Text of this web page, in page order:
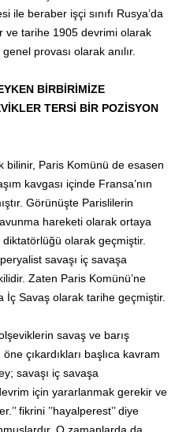
ile beraber işçi sınıfı Rusya’da
ve tarihe 1905 devrimi olarak
provası olarak anılır.
BİRBİRİMİZE
TERSİ BİR POZİSYON
bilinir, Paris Komünü de esasen
kavgası içinde Fransa’nın
Görünüşte Parislilerin
hareketi olarak ortaya
olarak geçmiştir.
savaşı iç savaşa
Zaten Paris Komünü’ne
İç Savaş olarak tarihe geçmiştir.
savaş ve barış
çıkardıkları başlıca kavram
savaşı iç savaşa
için yararlanmak gerekir ve
fikrini ’’hayalperest’’ diye